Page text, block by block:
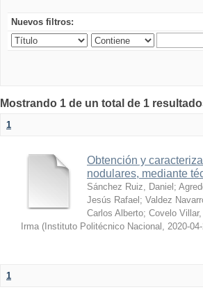
Nuevos filtros:
Mostrando 1 de un total de 1
1
Obtención y
nodulares, mediante
Sánchez Ruiz, Daniel ;
Jesús Rafael ; Valdez
Carlos Alberto; Covelo
Irma ( Instituto Politécnico Nacional , 2020-
1